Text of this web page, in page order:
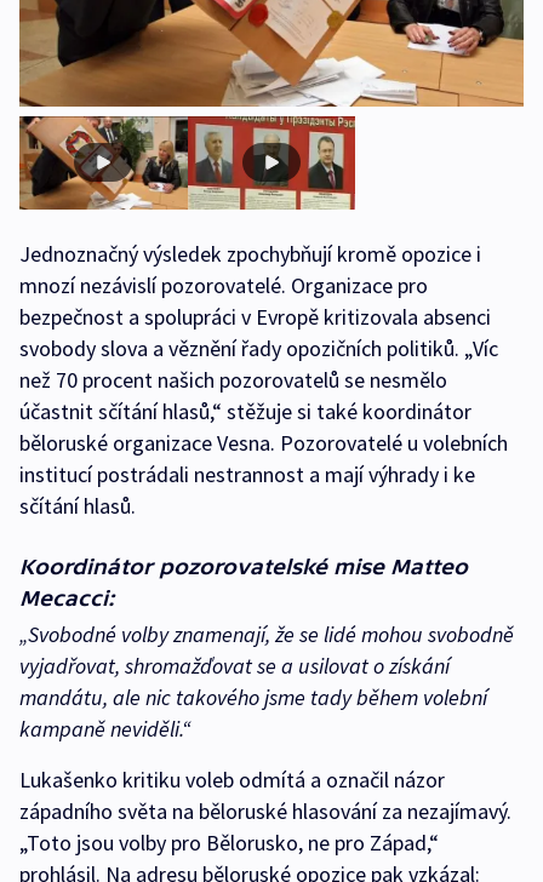
Jednoznačný výsledek zpochybňují kromě opozice i
mnozí nezávislí pozorovatelé. Organizace pro
bezpečnost a spolupráci v Evropě kritizovala absenci
svobody slova a věznění řady opozičních politiků. „Víc
než 70 procent našich pozorovatelů se nesmělo
účastnit sčítání hlasů,“ stěžuje si také koordinátor
běloruské organizace Vesna. Pozorovatelé u volebních
institucí postrádali nestrannost a mají výhrady i ke
sčítání hlasů.
Koordinátor pozorovatelské mise Matteo
Mecacci:
„Svobodné volby znamenají, že se lidé mohou svobodně
vyjadřovat, shromažďovat se a usilovat o získání
mandátu, ale nic takového jsme tady během volební
kampaně neviděli.“
Lukašenko kritiku voleb odmítá a označil názor
západního světa na běloruské hlasování za nezajímavý.
„Toto jsou volby pro Bělorusko, ne pro Západ,“
prohlásil. Na adresu běloruské opozice pak vzkázal: